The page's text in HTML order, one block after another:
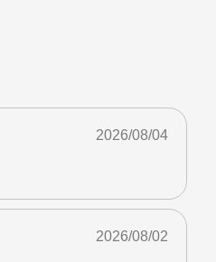
2026/08/04
2026/08/02